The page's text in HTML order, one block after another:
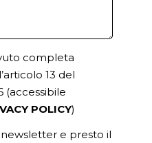
completa
13 del
(accessibile
POLICY)
e presto il